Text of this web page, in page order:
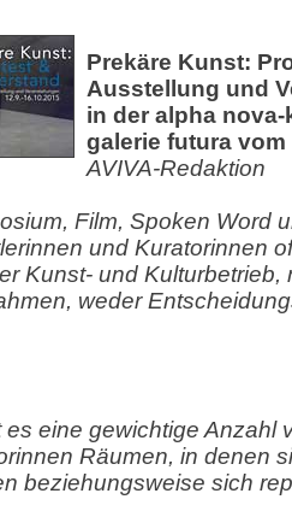
Prekäre Kunst:
Ausstellung und
in der alpha
galerie futura vom
AVIVA-Redaktion
Film, Spoken Word
und Kuratorinnen
Kunst- und Kulturbetrieb,
weder
es eine gewichtige Anzahl
Räumen, in denen
beziehungsweise sich